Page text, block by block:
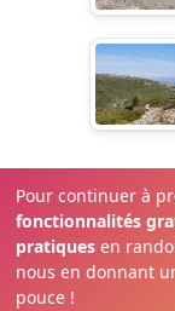
Pour continuer à
fonctionnalités
pratiquesen
nous en donnant
pouce !